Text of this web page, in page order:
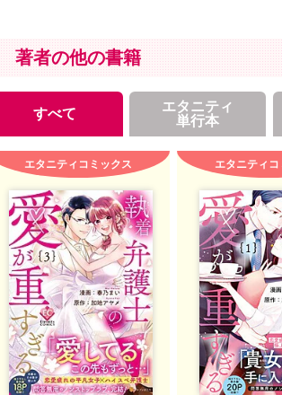
著者の他の書籍
すべて
エタニティ
単行本
エタニティコミックス エタニティコ